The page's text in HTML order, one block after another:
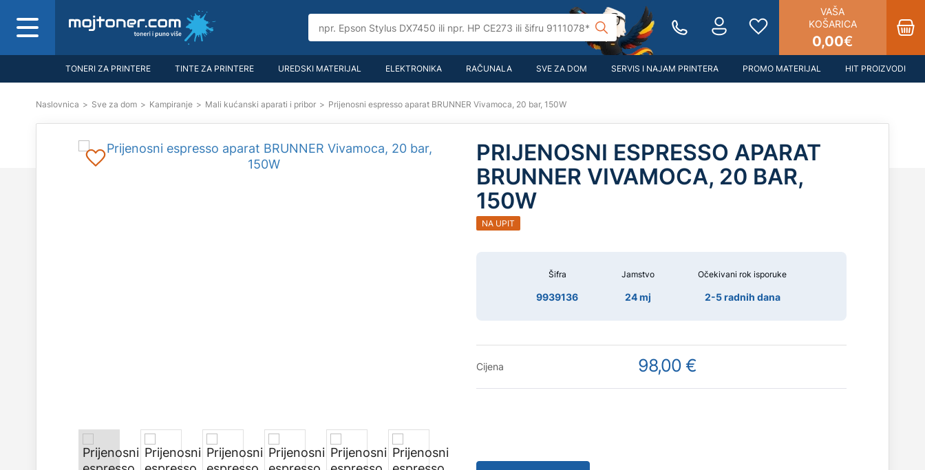
VAŠA
KOŠARICA
0,00€
TONERI ZA PRINTERE TINTE ZA PRINTERE UREDSKI MATERIJAL ELEKTRONIKA RAČUNALA SVE ZA DOM SERVIS I NAJAM PRINTERA PROMO MATERIJAL HIT PROIZVODI
Naslovnica > Sve za dom > Kampiranje > Mali kućanski aparati i pribor > Prijenosni espresso aparat BRUNNER Vivamoca, 20 bar, 150W
PRIJENOSNI ESPRESSO APARAT
BRUNNER VIVAMOCA, 20 BAR,
150W
NA UPIT
Šifra
9939136
Jamstvo
24 mj
Očekivani rok isporuke
2-5 radnih dana
Cijena 98,00 €